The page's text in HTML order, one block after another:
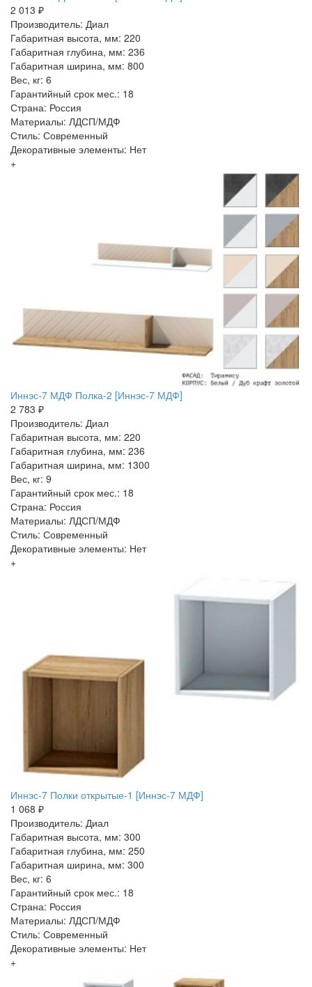
2 013 ₽
Производитель: Диал
Габаритная высота, мм: 220
Габаритная глубина, мм: 236
Габаритная ширина, мм: 800
Вес, кг: 6
Гарантийный срок мес.: 18
Страна: Россия
Материалы: ЛДСП/МДФ
Стиль: Современный
Декоративные элементы: Нет
+
Иннэс-7 МДФ Полка-2 [Иннэс-7 МДФ]
2 783 ₽
Производитель: Диал
Габаритная высота, мм: 220
Габаритная глубина, мм: 236
Габаритная ширина, мм: 1300
Вес, кг: 9
Гарантийный срок мес.: 18
Страна: Россия
Материалы: ЛДСП/МДФ
Стиль: Современный
Декоративные элементы: Нет
+
Иннэс-7 Полки открытые-1 [Иннэс-7 МДФ]
1 068 ₽
Производитель: Диал
Габаритная высота, мм: 300
Габаритная глубина, мм: 250
Габаритная ширина, мм: 300
Вес, кг: 6
Гарантийный срок мес.: 18
Страна: Россия
Материалы: ЛДСП/МДФ
Стиль: Современный
Декоративные элементы: Нет
+